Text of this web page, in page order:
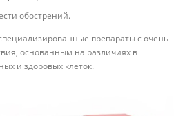
обострений.
препараты с очень
основанным на различиях в
и здоровых клеток.